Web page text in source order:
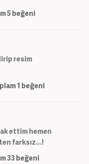
5beğeni
resim
1 beğeni
ettim hemen
farksız...!
33beğeni